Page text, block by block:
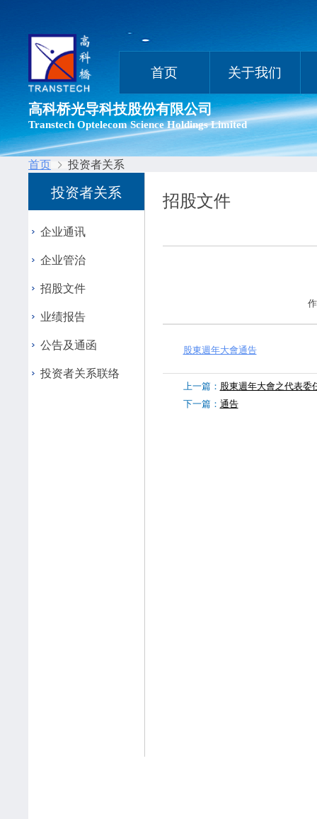
首页 关于我们
高科桥光导科技股份有限公司
Transtech Optelecom Science Holdings Limited
首页 投资者关系
招股文件
股東週年大會通告
上一篇： 股東週年大會之代表委
下一篇： 通告
投资者关系
企业通讯
企业管治
招股文件
业绩报告
公告及通函
投资者关系联络